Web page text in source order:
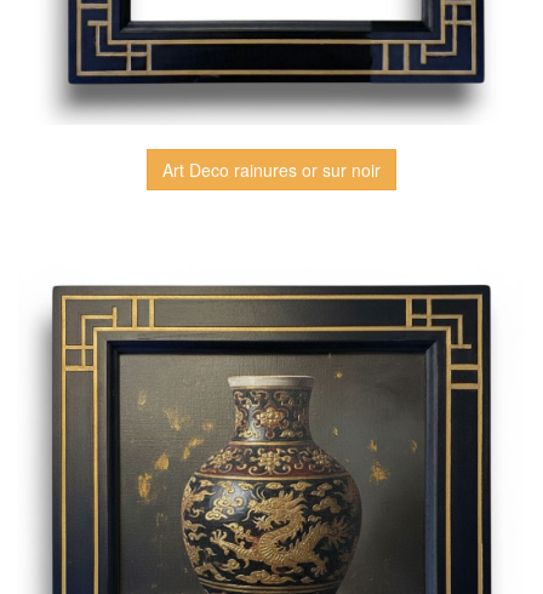
Art Deco rainures or sur noir